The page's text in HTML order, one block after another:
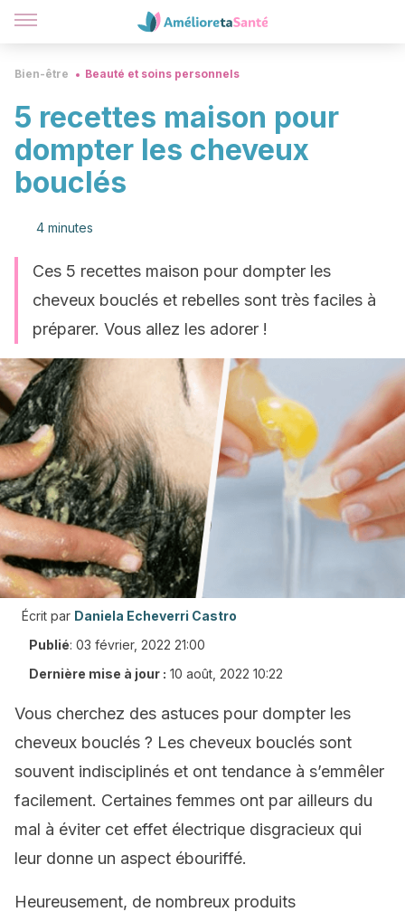
Bien-être Beauté et soins personnels
5 recettes maison pour
dompter les cheveux
bouclés
4 minutes
Ces 5 recettes maison pour dompter les
cheveux bouclés et rebelles sont très faciles à
préparer. Vous allez les adorer !
Écrit par Daniela Echeverri Castro
Publié: 03 février, 2022 21:00
Dernière mise à jour : 10 août, 2022 10:22
Vous cherchez des astuces pour dompter les
cheveux bouclés ? Les cheveux bouclés sont
souvent indisciplinés et ont tendance à s’emmêler
facilement. Certaines femmes ont par ailleurs du
mal à éviter cet effet électrique disgracieux qui
leur donne un aspect ébouriffé.
Heureusement, de nombreux produits